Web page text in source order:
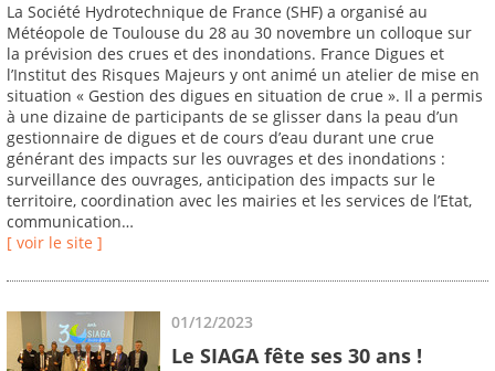
La Société Hydrotechnique de France (SHF) a organisé au
Météopole de Toulouse du 28 au 30 novembre un colloque sur
la prévision des crues et des inondations. France Digues et
l’Institut des Risques Majeurs y ont animé un atelier de mise en
situation « Gestion des digues en situation de crue ». Il a permis
à une dizaine de participants de se glisser dans la peau d’un
gestionnaire de digues et de cours d’eau durant une crue
générant des impacts sur les ouvrages et des inondations :
surveillance des ouvrages, anticipation des impacts sur le
territoire, coordination avec les mairies et les services de l’Etat,
communication…
[ voir le site ]
01/12/2023
Le SIAGA fête ses 30 ans !